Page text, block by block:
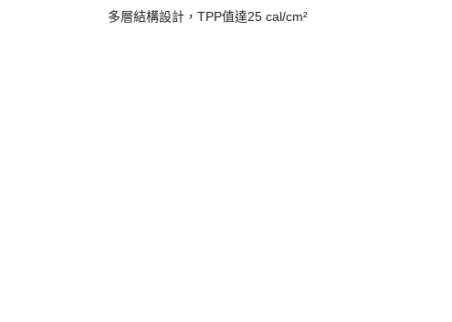
多層結構設計， TPP值達25 cal/cm²